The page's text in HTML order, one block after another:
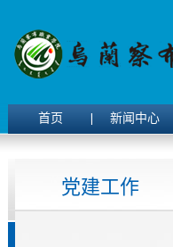
首页 新闻中心
党建工作